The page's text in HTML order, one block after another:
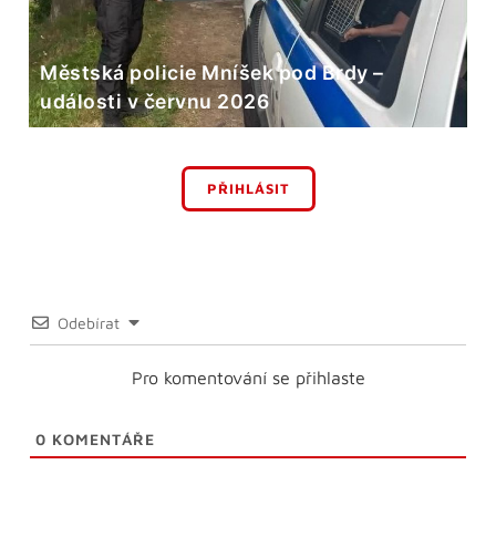
Městská policie Mníšek pod Brdy –
události v červnu 2026
PŘIHLÁSIT
Odebírat
Pro komentování se přihlaste
0 KOMENTÁŘE